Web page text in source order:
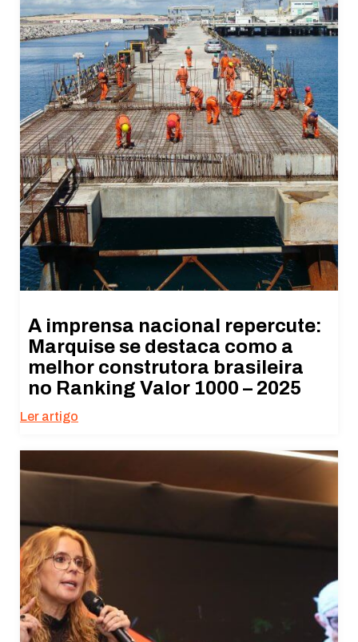
A imprensa nacional repercute:
Marquise se destaca como a
melhor construtora brasileira
no Ranking Valor 1000 – 2025
Ler artigo